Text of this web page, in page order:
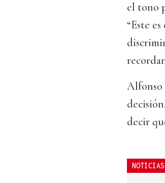
el tono
“Este
Alfonso
decir